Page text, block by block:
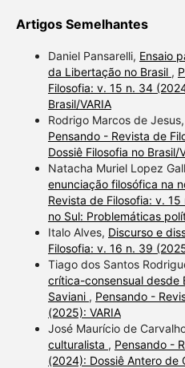
Artigos Semelhantes
Daniel Pansarelli, Ensaio
da Libertação no Brasil ,
Filosofia: v. 15 n. 34
Brasil/VARIA
Rodrigo Marcos de Jesus,
Pensando - Revista de
Dossiê Filosofia no Brasil/
Natacha Muriel Lopez
enunciação filosófica na
Revista de Filosofia: v.
no Sul: Problemáticas
Italo Alves, Discurso e
Filosofia: v. 16 n. 39
Tiago dos Santos
crítica-consensual desde
Saviani , Pensando -
(2025): VARIA
José Maurício de
culturalista , Pensando -
(2024): Dossiê Antero de